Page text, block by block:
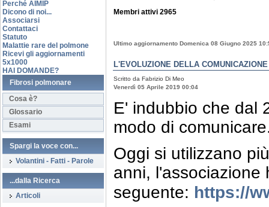
Perché AIMIP
Dicono di noi...
Associarsi
Contattaci
Statuto
Malattie rare del polmone
Ricevi gli aggiornamenti
5x1000
HAI DOMANDE?
Fibrosi polmonare
Cosa è?
Glossario
Esami
Spargi la voce con...
Volantini - Fatti - Parole
...dalla Ricerca
Articoli
Membri attivi 2965
Ultimo aggiornamento Domenica 08 Giugno 2025
L'EVOLUZIONE DELLA COMUNICAZIONE
Scritto da Fabrizio Di Meo
Venerdì 05 Aprile 2019 00:04
E' indubbio che dal
modo di
Oggi si utilizzano
anni, l'associazione
seguente: https://